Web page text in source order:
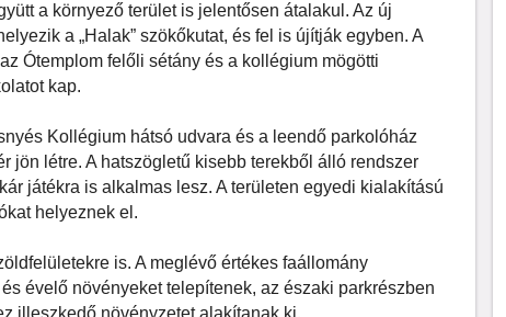
a környező terület is jelentősen átalakul. Az új
a „Halak” szökőkutat, és fel is újítják egyben. A
Ótemplom felőli sétány és a kollégium mögötti
kap.
Kollégium hátsó udvara és a leendő parkolóház
jön létre. A hatszögletű kisebb terekből álló rendszer
játékra is alkalmas lesz. A területen egyedi kialakítású
helyeznek el.
is. A meglévő értékes faállomány
évelő növényeket telepítenek, az északi parkrészben
illeszkedő növényzetet alakítanak ki.